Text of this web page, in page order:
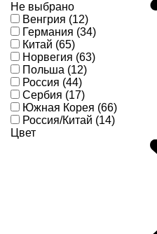
Не выбрано
Венгрия (12)
Германия (34)
Китай (65)
Норвегия (63)
Польша (12)
Россия (44)
Сербия (17)
Южная Корея (66)
Россия/Китай (14)
Цвет